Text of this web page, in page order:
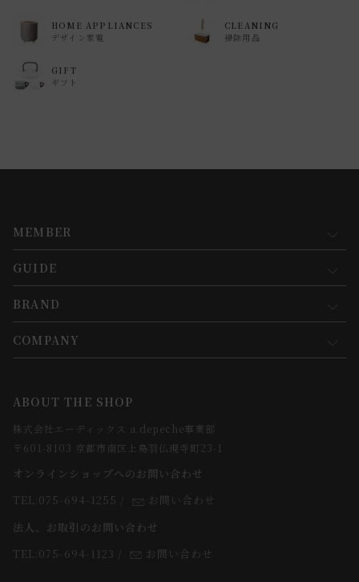
HOME APPLIANCES
デザイン家電
CLEANING
掃除用品
GIFT
ギフト
MEMBER
マイページ
新規会員登録
会員規約について
GUIDE
お買い物ガイド
会員登録について
お支払方法について
お届けについて
よくあるご質問
BRAND
コンセプト
webカタログ
COMPANY
求人情報
法人のお客様
スタッフ
ABOUT THE SHOP
株式会社エーディックス a.depeche事業部
〒601-8103 京都市南区上鳥羽仏現寺町23-1
オンラインショップへのお問い合わせ
TEL:075-694-1255
お問い合わせ
法人、お取引のお問い合わせ
TEL:075-694-1123
お問い合わせ